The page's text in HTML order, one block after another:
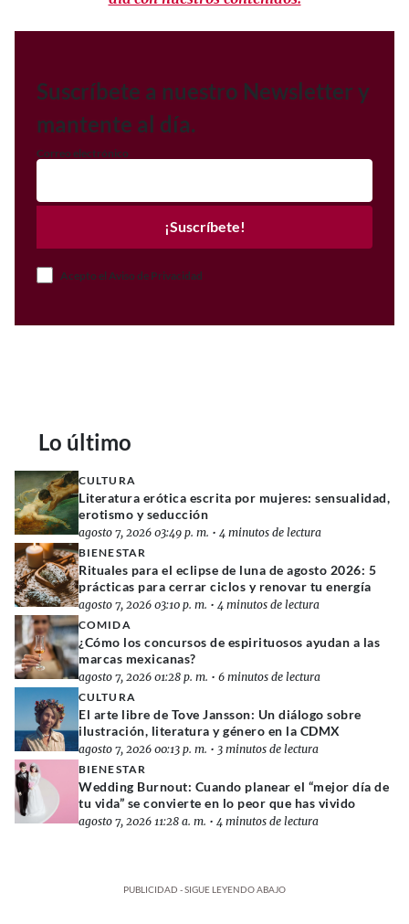
Suscríbete a nuestro Newsletter y
mantente al día.
Correo electrónico
¡Suscríbete!
Acepto el Aviso de Privacidad
Lo último
CULTURA
Literatura erótica escrita por mujeres: sensualidad,
erotismo y seducción
agosto 7, 2026 03:49 p. m. • 4 minutos de lectura
BIENESTAR
Rituales para el eclipse de luna de agosto 2026: 5
prácticas para cerrar ciclos y renovar tu energía
agosto 7, 2026 03:10 p. m. • 4 minutos de lectura
COMIDA
¿Cómo los concursos de espirituosos ayudan a las
marcas mexicanas?
agosto 7, 2026 01:28 p. m. • 6 minutos de lectura
CULTURA
El arte libre de Tove Jansson: Un diálogo sobre
ilustración, literatura y género en la CDMX
agosto 7, 2026 00:13 p. m. • 3 minutos de lectura
BIENESTAR
Wedding Burnout: Cuando planear el “mejor día de
tu vida” se convierte en lo peor que has vivido
agosto 7, 2026 11:28 a. m. • 4 minutos de lectura
PUBLICIDAD - SIGUE LEYENDO ABAJO